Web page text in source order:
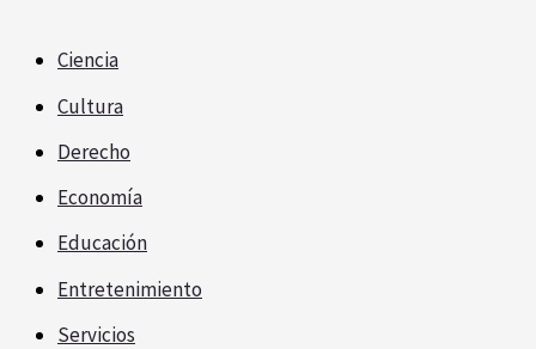
Ciencia
Cultura
Derecho
Economía
Educación
Entretenimiento
Servicios